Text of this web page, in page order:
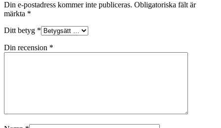
Din e-postadress kommer inte publiceras. Obligatoriska fält är
märkta *
Ditt betyg *
Din recension *